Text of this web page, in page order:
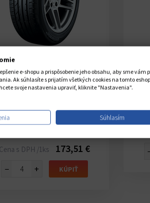
CONTISPORTCONTACT 2
255/40 R19 100Y
XL- Extra load - zvýšená nosnosť
FR- Flange rib - ochrana ráfika
Cena s DPH /1ks 173,51 €
− + KÚPIŤ
e-shopu a prispôsobenie jeho obsahu, aby sme vám
Ak súhlasíte s prijatím všetkých cookies na tomto
svoje nastavenia upraviť, kliknite "Nastavenia".
Súhlasím